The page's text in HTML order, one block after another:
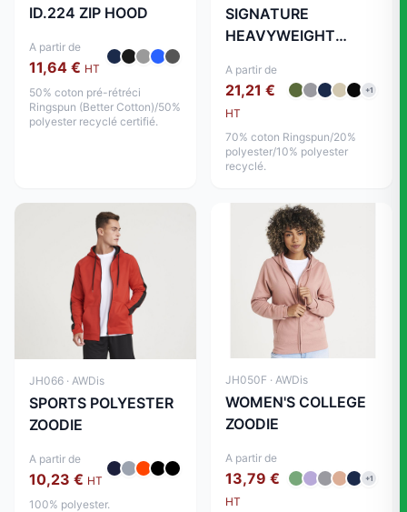
ID.224 ZIP HOOD
A partir de
11,64 € HT
50% coton pré-rétréci
Ringspun (Better Cotton)/50%
polyester recyclé certifié.
SIGNATURE
HEAVYWEIGHT
A partir de
21,21 €
HT
+1
70% coton Ringspun/20%
polyester/10% polyester
recyclé.
JH066 · AWDis
SPORTS POLYESTER
ZOODIE
A partir de
10,23 € HT
100% polyester.
JH050F · AWDis
WOMEN'S COLLEGE
ZOODIE
A partir de
13,79 €
HT
+1